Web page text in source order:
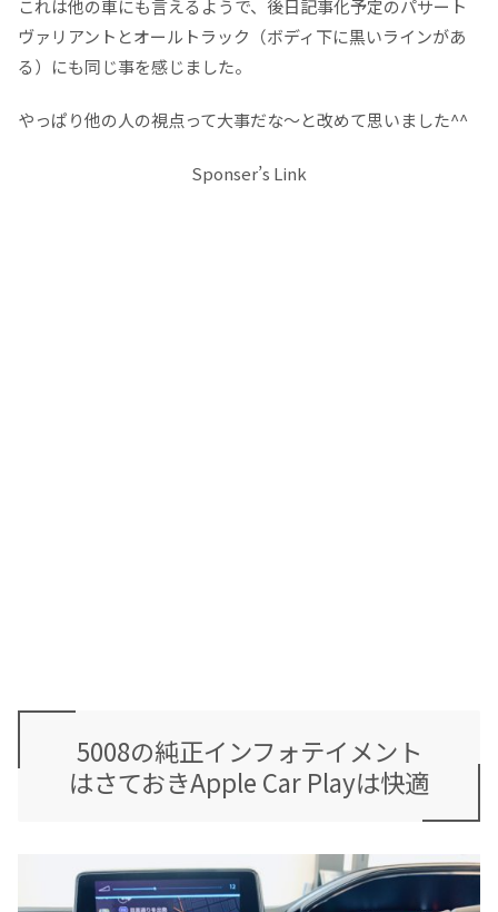
これは他の車にも言えるようで、後日記事化予定のパサート
ヴァリアントとオールトラック（ボディ下に黒いラインがあ
る）にも同じ事を感じました。
やっぱり他の人の視点って大事だな～と改めて思いました^^
Sponser’s Link
5008の純正インフォテイメント
はさておきApple Car Playは快適